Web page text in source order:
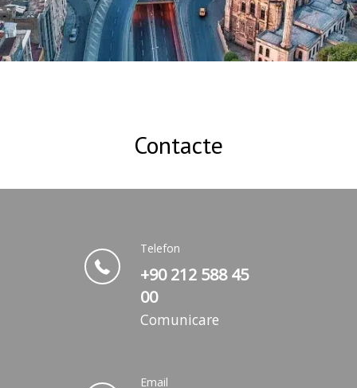
REZERVAȚI
Contacte
Telefon
+90 212 588 45
00
Comunicare
Email